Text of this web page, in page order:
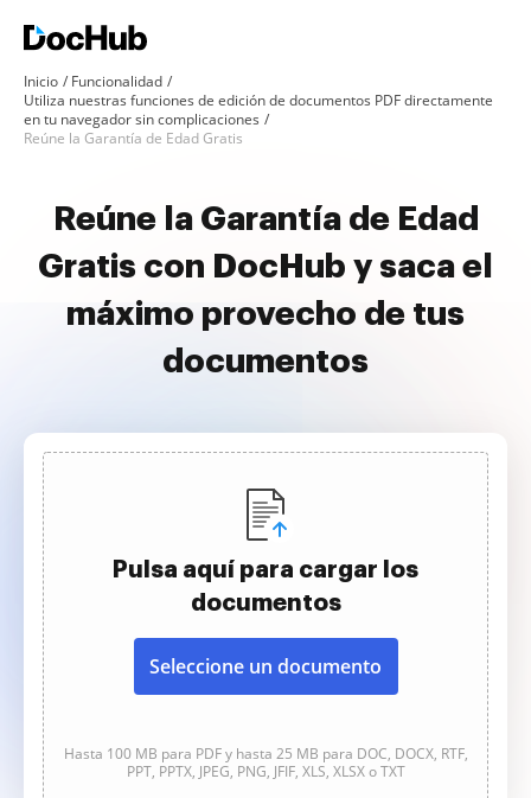
Inicio
Funcionalidad
Utiliza nuestras funciones de edición de documentos PDF directamente
en tu navegador sin complicaciones
Reúne la Garantía de Edad Gratis
Reúne la Garantía de Edad
Gratis con DocHub y saca el
máximo provecho de tus
documentos
Pulsa aquí para cargar los
documentos
Seleccione un documento
Hasta 100 MB para PDF y hasta 25 MB para DOC, DOCX, RTF,
PPT, PPTX, JPEG, PNG, JFIF, XLS, XLSX o TXT